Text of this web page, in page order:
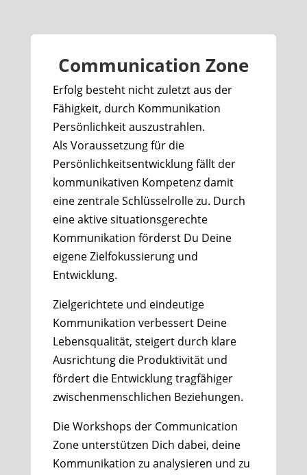
Communication Zone
Erfolg besteht nicht zuletzt aus der
Fähigkeit, durch Kommunikation
Persönlichkeit auszustrahlen.
Als Voraussetzung für die
Persönlichkeitsentwicklung fällt der
kommunikativen Kompetenz damit
eine zentrale Schlüsselrolle zu. Durch
eine aktive situationsgerechte
Kommunikation förderst Du Deine
eigene Zielfokussierung und
Entwicklung.
Zielgerichtete und eindeutige
Kommunikation verbessert Deine
Lebensqualität, steigert durch klare
Ausrichtung die Produktivität und
fördert die Entwicklung tragfähiger
zwischenmenschlichen Beziehungen.
Die Workshops der Communication
Zone unterstützen Dich dabei, deine
Kommunikation zu analysieren und zu